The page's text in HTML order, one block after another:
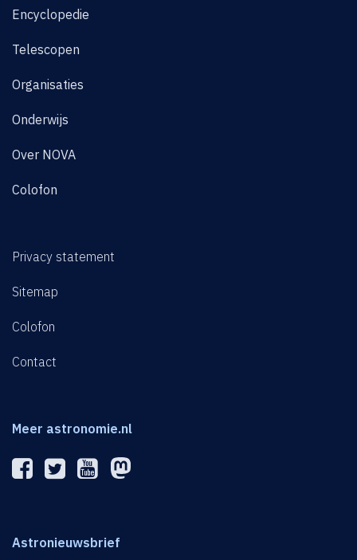
Encyclopedie
Telescopen
Organisaties
Onderwijs
Over NOVA
Colofon
Privacy statement
Sitemap
Colofon
Contact
Meer astronomie.nl
Astronieuwsbrief